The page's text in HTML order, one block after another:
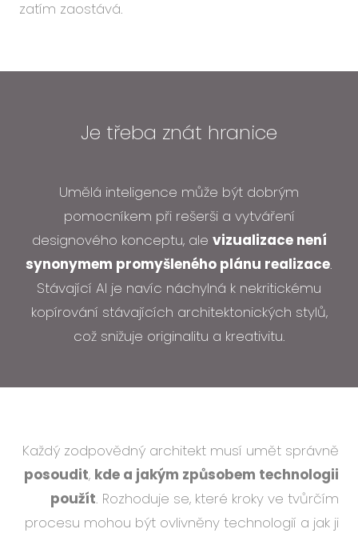
zatím zaostává.
Je třeba znát hranice
Umělá inteligence může být dobrým
pomocníkem při rešerši a vytváření
designového konceptu, ale vizualizace není
synonymem promyšleného plánu realizace.
Stávající AI je navíc náchylná k nekritickému
kopírování stávajících architektonických stylů,
což snižuje originalitu a kreativitu.
Každý zodpovědný architekt musí umět správně
posoudit, kde a jakým způsobem technologii
použít. Rozhoduje se, které kroky ve tvůrčím
procesu mohou být ovlivněny technologií a jak ji